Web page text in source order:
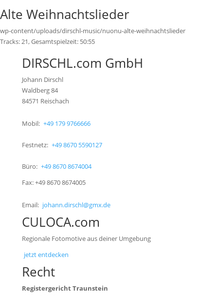
Alte Weihnachtslieder
wp-content/uploads/dirschl-music/nuonu-alte-weihnachtslieder
Tracks:21, Gesamtspielzeit: 50:55
DIRSCHL.com GmbH
Johann Dirschl
Waldberg 84
84571 Reischach
Mobil: +49 179 9766666
Festnetz: +49 8670 5590127
Büro: +49 8670 8674004
Fax: +49 8670 8674005
Email: johann.dirschl@gmx.de
CULOCA.com
Regionale Fotomotive aus deiner Umgebung
jetzt entdecken
Recht
Registergericht Traunstein